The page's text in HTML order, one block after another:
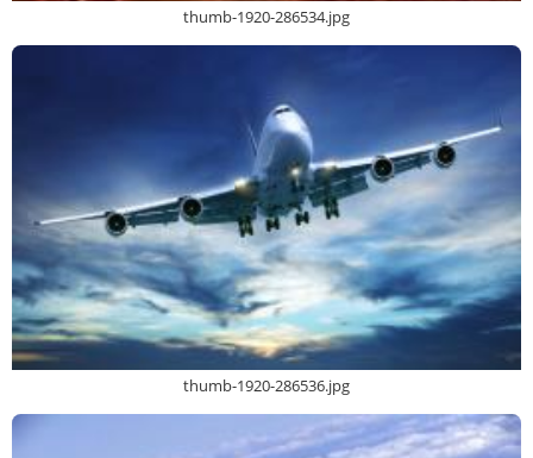
thumb-1920-286534.jpg
thumb-1920-286536.jpg